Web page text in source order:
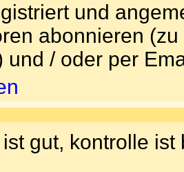
und
abonnieren
und / oder per
gut, kontrolle ist